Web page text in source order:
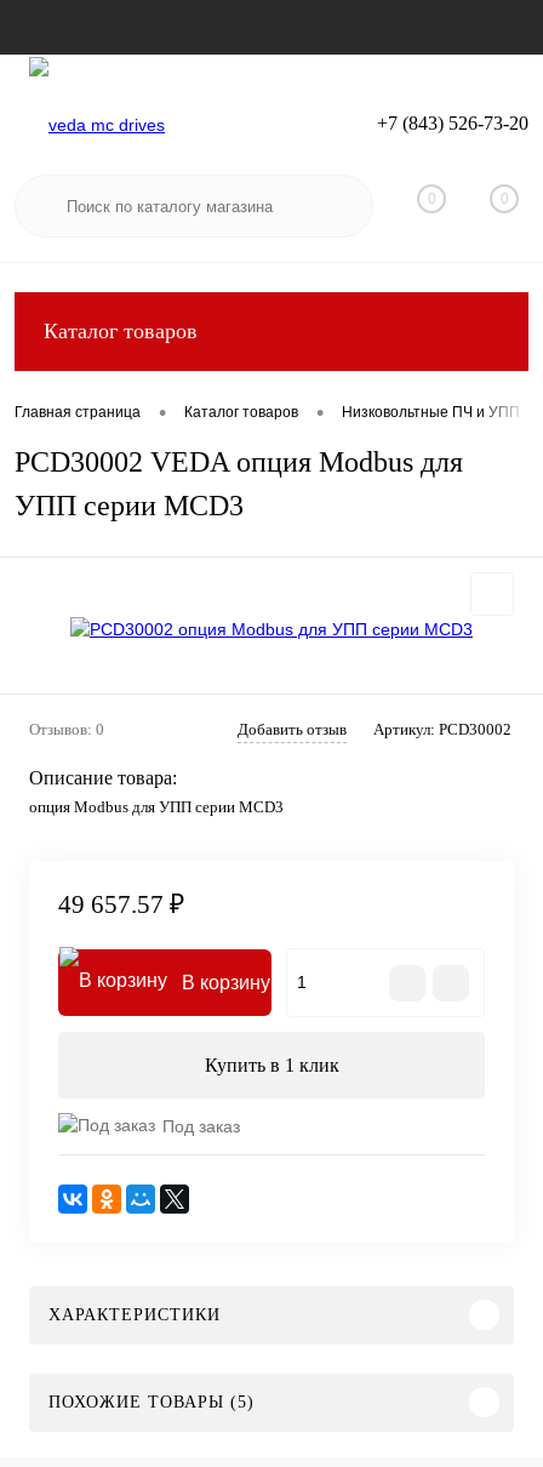
Вход Регистрация
+7 (843) 526-73-20
0 0
Каталог товаров
Главная страница • Каталог товаров • Низковольтные ПЧ и УПП
PCD30002 VEDA опция Modbus для
УПП серии MCD3
Отзывов: 0 Добавить отзыв Артикул: PCD30002
Описание товара:
опция Modbus для УПП серии MCD3
49 657.57 ₽
В корзину
Купить в 1 клик
Под заказ
ХАРАКТЕРИСТИКИ
ПОХОЖИЕ ТОВАРЫ (5)